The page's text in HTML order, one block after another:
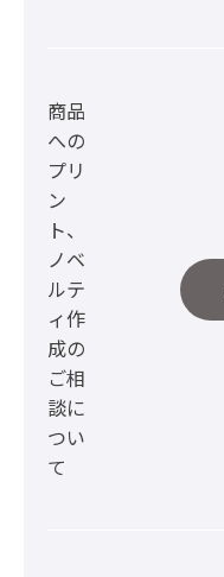
商品
への
プリ
ン
ト、
ノベ
ルテ
ィ作
成の
ご相
談に
つい
て